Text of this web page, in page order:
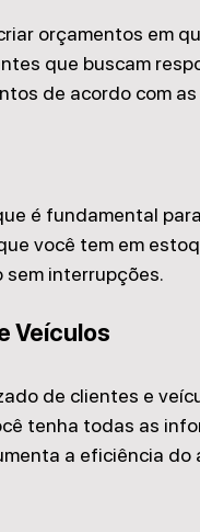
orçamentos em
que buscam
de acordo com
é fundamental
você tem em
sem interrupções.
Veículos
de clientes e
tenha todas as
a eficiência do